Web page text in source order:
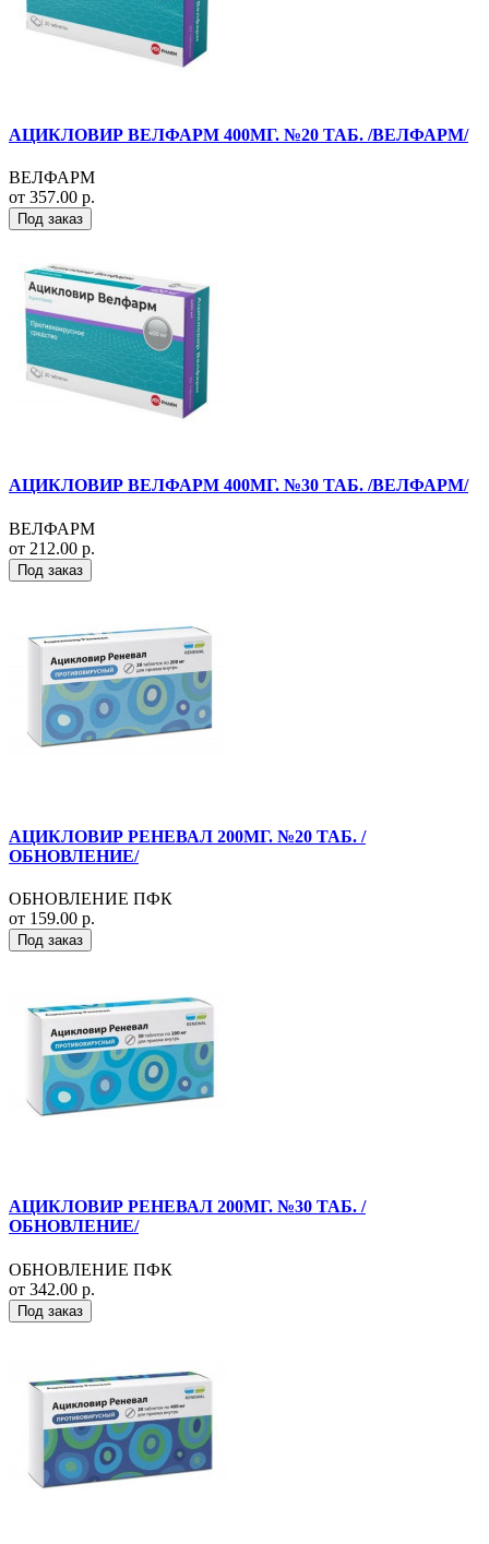
АЦИКЛОВИР ВЕЛФАРМ 400МГ. №20 ТАБ. /ВЕЛФАРМ/
ВЕЛФАРМ
от 357.00 р.
Под заказ
АЦИКЛОВИР ВЕЛФАРМ 400МГ. №30 ТАБ. /ВЕЛФАРМ/
ВЕЛФАРМ
от 212.00 р.
Под заказ
АЦИКЛОВИР РЕНЕВАЛ 200МГ. №20 ТАБ. /
ОБНОВЛЕНИЕ/
ОБНОВЛЕНИЕ ПФК
от 159.00 р.
Под заказ
АЦИКЛОВИР РЕНЕВАЛ 200МГ. №30 ТАБ. /
ОБНОВЛЕНИЕ/
ОБНОВЛЕНИЕ ПФК
от 342.00 р.
Под заказ